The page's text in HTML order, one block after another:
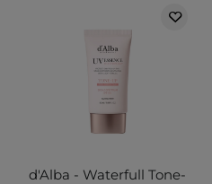
d'Alba - Waterfull Tone-